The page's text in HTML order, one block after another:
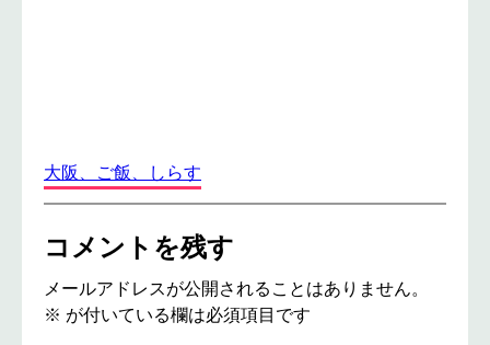
大阪、ご飯、しらす
コメントを残す
メールアドレスが公開されることはありません。
※ が付いている欄は必須項目です